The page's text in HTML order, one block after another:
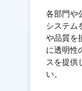
各部門や
システム
や品質を
に透明性
スを提供
い。